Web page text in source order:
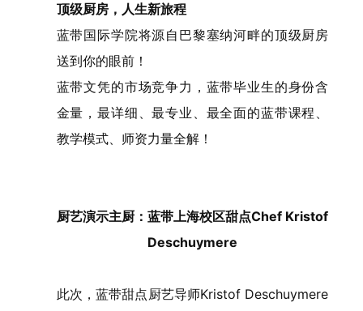
顶级厨房，人生新旅程
蓝带国际学院将源自巴黎塞纳河畔的顶级厨房
送到你的眼前！
蓝带文凭的市场竞争力，蓝带毕业生的身份含
金量，最详细、最专业、最全面的蓝带课程、
教学模式、师资力量全解！
厨艺演示主厨：蓝带上海校区甜点Chef Kristof
Deschuymere
此次，蓝带甜点厨艺导师Kristof Deschuymere